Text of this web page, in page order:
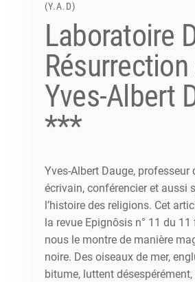
(Y.A.D)
Laboratoire
Résurrection
Yves-Albert
***
Yves-Albert Dauge, professeur
écrivain, conférencier et aussi
l’histoire des religions. Cet
la revue Epignôsis n° 11 du 11
nous le montre de manière
noire. Des oiseaux de mer,
bitume, luttent